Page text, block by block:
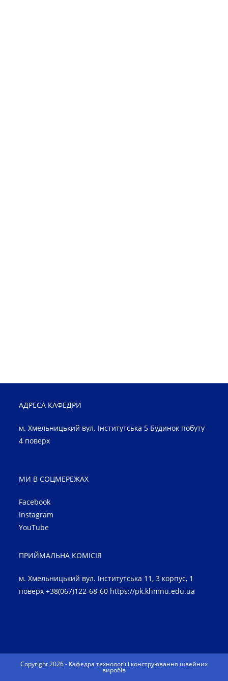
АДРЕСА КАФЕДРИ
м. Хмельницький вул. Інститутська 5 Будинок побуту
4 поверх
МИ В СОЦМЕРЕЖАХ
Facebook
Instagram
YouTube
ПРИЙМАЛЬНА КОМІСІЯ
м. Хмельницький вул. Інститутська 11, 3 корпус, 1
поверх +38(067)122-68-60 https://pk.khmnu.edu.ua
Copyright 2026 - Кафедра технології і конструювання швейних
виробів